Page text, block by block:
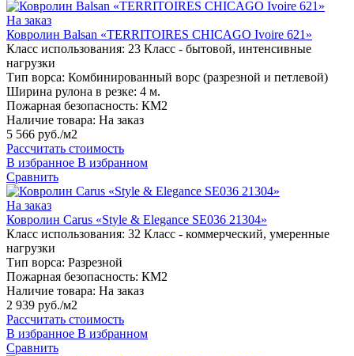
На заказ
Ковролин Balsan «TERRITOIRES CHICAGO Ivoire 621»
Класс использования: 23 Класс - бытовой, интенсивные
нагрузки
Тип ворса: Комбинированный ворс (разрезной и петлевой)
Ширина рулона в резке: 4 м.
Пожарная безопасность: КМ2
Наличие товара: На заказ
5 566 руб./м2
Рассчитать стоимость
В избранное В избранном
Сравнить
На заказ
Ковролин Carus «Style & Elegance SE036 21304»
Класс использования: 32 Класс - коммерческий, умеренные
нагрузки
Тип ворса: Разрезной
Пожарная безопасность: КМ2
Наличие товара: На заказ
2 939 руб./м2
Рассчитать стоимость
В избранное В избранном
Сравнить